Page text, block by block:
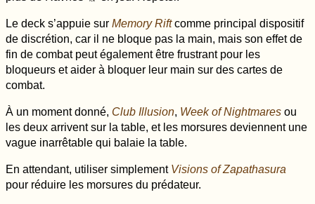
Le deck s’appuie sur Memory Riftcomme principal dispositif
de discrétion, car il ne bloque pas la main, mais son effet de
fin de combat peut également être frustrant pour les
bloqueurs et aider à bloquer leur main sur des cartes de
combat.
À un moment donné, Club Illusion, Week of Nightmares ou
les deux arrivent sur la table, et les morsures deviennent une
vague inarrêtable qui balaie la table.
En attendant, utiliser simplement Visions of Zapathasura
pour réduire les morsures du prédateur.